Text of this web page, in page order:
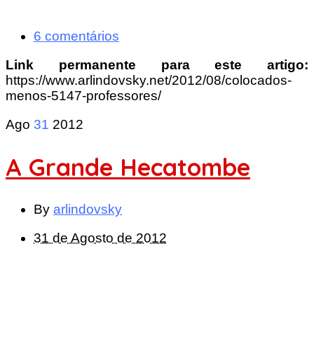
6 comentários
Link permanente para este artigo:
https://www.arlindovsky.net/2012/08/colocados-
menos-5147-professores/
Ago 31 2012
A Grande Hecatombe
By arlindovsky
31 de Agosto de 2012